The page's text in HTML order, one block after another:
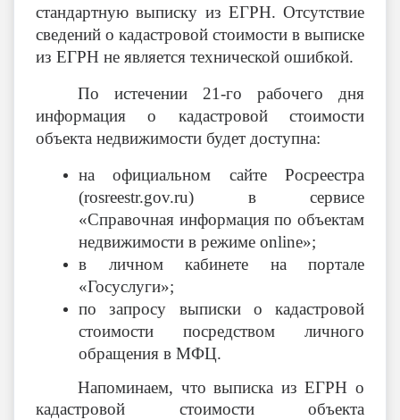
стандартную выписку из ЕГРН. Отсутствие
сведений о кадастровой стоимости в выписке
из ЕГРН не является технической ошибкой.
По истечении 21-го рабочего дня
информация о кадастровой стоимости
объекта недвижимости будет доступна:
на официальном сайте Росреестра
(rosreestr.gov.ru) в сервисе
«Справочная информация по объектам
недвижимости в режиме online»;
в личном кабинете на портале
«Госуслуги»;
по запросу выписки о кадастровой
стоимости посредством личного
обращения в МФЦ.
Напоминаем, что выписка из ЕГРН о
кадастровой стоимости объекта